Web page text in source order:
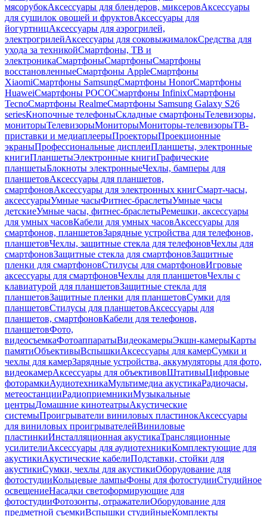
мясорубокАксессуары для блендеров, миксеровАксессуары
для сушилок овощей и фруктовАксессуары для
йогуртницАксессуары для аэрогрилей,
электрогрилейАксессуары для соковыжималокСредства для
ухода за техникойСмартфоны, ТВ и
электроникаСмартфоныСмартфоныСмартфоны
восстановленныеСмартфоны AppleСмартфоны
XiaomiСмартфоны SamsungСмартфоны HonorСмартфоны
HuaweiСмартфоны POCOСмартфоны InfinixСмартфоны
TecnoСмартфоны RealmeСмартфоны Samsung Galaxy S26
seriesКнопочные телефоныСкладные смартфоныТелевизоры,
мониторыТелевизорыМониторыМониторы-телевизорыТВ-
приставки и медиаплеерыПроекторыПроекционные
экраныПрофессиональные дисплеиПланшеты, электронные
книгиПланшетыЭлектронные книгиГрафические
планшетыБлокноты электронныеЧехлы, бамперы для
планшетовАксессуары для планшетов,
смартфоновАксессуары для электронных книгСмарт-часы,
аксессуарыУмные часыФитнес-браслетыУмные часы
детскиеУмные часы, фитнес-браслетыРемешки, аксессуары
для умных часовКабели для умных часовАксессуары для
смартфонов, планшетовЗарядные устройства для телефонов,
планшетовЧехлы, защитные стекла для телефоновЧехлы для
смартфоновЗащитные стекла для смартфоновЗащитные
пленки для смартфоновСтилусы для смартфоновИгровые
аксессуары для смартфоновЧехлы для планшетовЧехлы с
клавиатурой для планшетовЗащитные стекла для
планшетовЗащитные пленки для планшетовСумки для
планшетовСтилусы для планшетовАксессуары для
планшетов, смартфоновКабели для телефонов,
планшетовФото,
видеосъемкаФотоаппаратыВидеокамерыЭкшн-камерыКарты
памятиОбъективыВспышкиАксессуары для камерСумки и
чехлы для камерЗарядные устройства, аккумуляторы для фото,
видеокамерАксессуары для объективовШтативыЦифровые
фоторамкиАудиотехникаМультимедиа акустикаРадиочасы,
метеостанцииРадиоприемникиМузыкальные
центрыДомашние кинотеатрыАкустические
системыПроигрыватели виниловых пластинокАксессуары
для виниловых проигрывателейВиниловые
пластинкиИнсталляционная акустикаТрансляционные
усилителиАксессуары для аудиотехникиКомплектующие для
акустикиАкустические кабелиПодставки, стойки для
акустикиСумки, чехлы для акустикиОборудование для
фотостудииКольцевые лампыФоны для фотостудииСтудийное
освещениеНасадки светоформирующие для
фотостудииФотозонты, отражателиОборудование для
предметной съемкиВспышки студийныеКомплекты